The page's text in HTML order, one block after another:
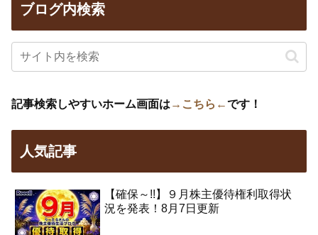
ブログ内検索
記事検索しやすいホーム画面は →こちら←です！
人気記事
【確保～!!】９月株主優待権利取得状
況を発表！8月7日更新